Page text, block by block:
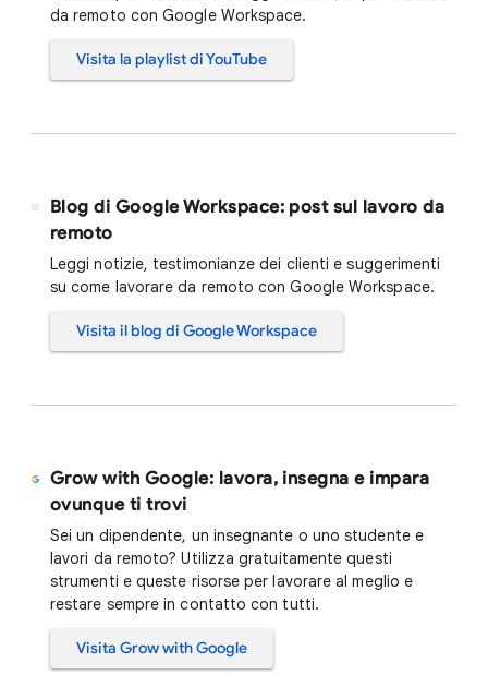
da remoto con Google Workspace.
Visita la playlist di YouTube
Blog di Google Workspace: post sul lavoro da
remoto
Leggi notizie, testimonianze dei clienti e suggerimenti
su come lavorare da remoto con Google Workspace.
Visita il blog di Google Workspace
Grow with Google: lavora, insegna e impara
ovunque ti trovi
Sei un dipendente, un insegnante o uno studente e
lavori da remoto? Utilizza gratuitamente questi
strumenti e queste risorse per lavorare al meglio e
restare sempre in contatto con tutti.
Visita Grow with Google